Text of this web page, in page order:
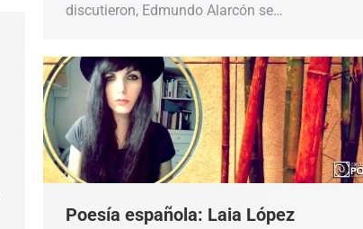
discutieron, Edmundo Alarcón se…
Poesía española: Laia López